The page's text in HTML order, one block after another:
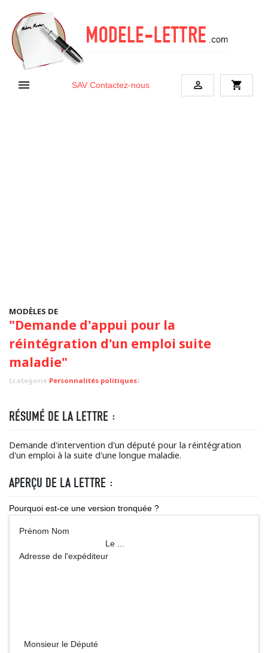
 SAV Contactez-nous  shopping_cart
MODÈLES DE
"Demande d'appui pour la
réintégration d'un emploi suite
maladie"
(categorie Personnalités politiques)
RÉSUMÉ DE LA LETTRE :
Demande d'intervention d'un député pour la réintégration
d'un emploi à la suite d'une longue maladie.
APERÇU DE LA LETTRE :
Pourquoi est-ce une version tronquée ?
Prénom Nom
Le ...
Adresse de l'expéditeur
Monsieur le Député